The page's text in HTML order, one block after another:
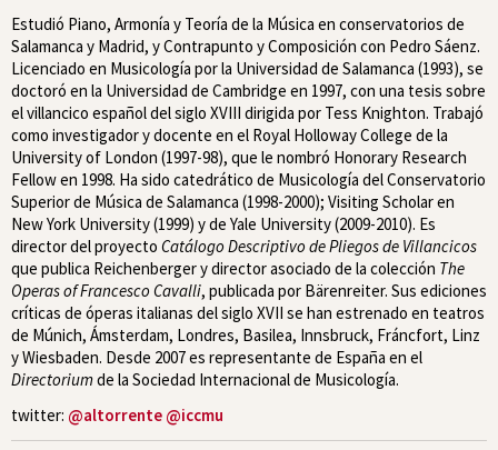
Estudió Piano, Armonía y Teoría de la Música en conservatorios de
Salamanca y Madrid, y Contrapunto y Composición con Pedro Sáenz.
Licenciado en Musicología por la Universidad de Salamanca (1993), se
doctoró en la Universidad de Cambridge en 1997, con una tesis sobre
el villancico español del siglo XVIII dirigida por Tess Knighton. Trabajó
como investigador y docente en el Royal Holloway College de la
University of London (1997-98), que le nombró Honorary Research
Fellow en 1998. Ha sido catedrático de Musicología del Conservatorio
Superior de Música de Salamanca (1998-2000); Visiting Scholar en
New York University (1999) y de Yale University (2009-2010). Es
director del proyecto Catálogo Descriptivo de Pliegos de Villancicos
que publica Reichenberger y director asociado de la colección The
Operas of Francesco Cavalli, publicada por Bärenreiter. Sus ediciones
críticas de óperas italianas del siglo XVII se han estrenado en teatros
de Múnich, Ámsterdam, Londres, Basilea, Innsbruck, Fráncfort, Linz
y Wiesbaden. Desde 2007 es representante de España en el
Directoriumde la Sociedad Internacional de Musicología.
twitter: @altorrente @iccmu